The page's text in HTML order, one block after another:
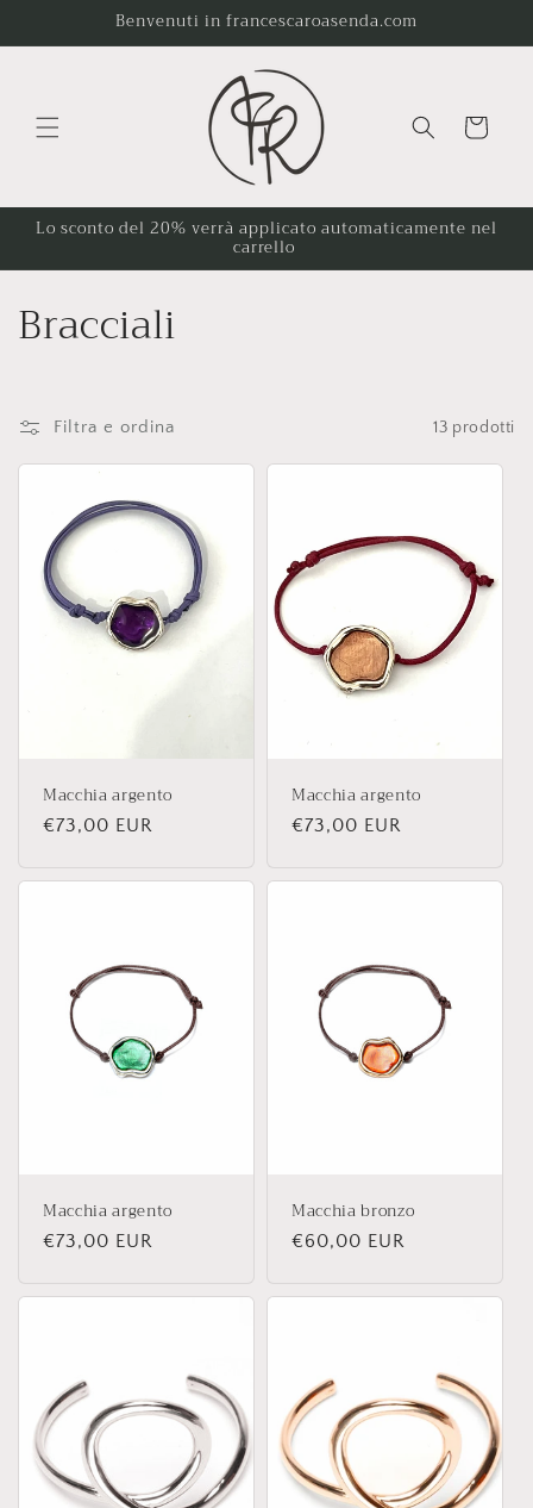
direttamente
ai contenuti
Benvenuti in francescaroasenda.com
Carrello
Lo sconto del 20% verrà applicato automaticamente nel
carrello
C
l
l
Bracciali
Filtra e ordina 13 prodotti
Macchia argento
Prezzo
listino
€73,00 EUR
Macchia argento
Prezzo
listino
€73,00 EUR
Macchia argento
Prezzo
listino
€73,00 EUR
Macchia bronzo
Prezzo
listino
€60,00 EUR